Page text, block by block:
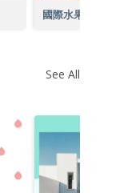
國際水果日攝
See All